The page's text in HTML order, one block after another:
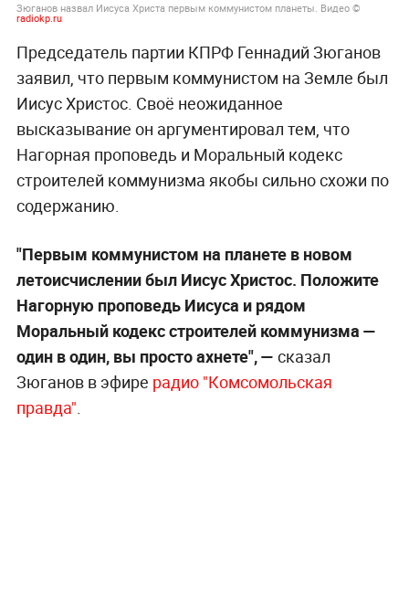
Зюганов назвал Иисуса Христа первым коммунистом планеты. Видео ©
radiokp.ru
Председатель партии КПРФ Геннадий Зюганов
заявил, что первым коммунистом на Земле был
Иисус Христос. Своё неожиданное
высказывание он аргументировал тем, что
Нагорная проповедь и Моральный кодекс
строителей коммунизма якобы сильно схожи по
содержанию.
"Первым коммунистом на планете в новом
летоисчислении был Иисус Христос. Положите
Нагорную проповедь Иисуса и рядом
Моральный кодекс строителей коммунизма —
один в один, вы просто ахнете", — сказал
Зюганов в эфире радио "Комсомольская
правда".